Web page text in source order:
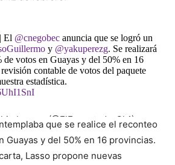
El @cnegobecanuncia que se logró un
y @yakuperezg. Se realizará
de votos en Guayas y del 50% en 16
contable de votos del paquete
estadística.
(@ElEspectadorCh1)
que se realice el reconteo
Guayas y del 50% en 16 provincias.
Lasso propone nuevas